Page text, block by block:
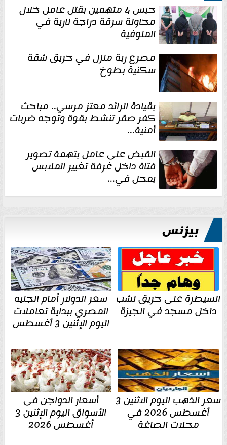
حبس 4 متهمين بقتل عامل خلال
محاولة سرقة دراجة نارية في
المنوفية
مصرع ربة منزل في حريق شقة
سكنية بطوخ
بقيادة الرائد معتز مرسي.. مباحث
كفر صقر تنشط بقوة وتوجه ضربات
أمنية...
القبض على عامل بتهمة تصوير
فتاة داخل غرفة تغيير الملابس
بمحل في...
بيزنس
السيطرة على حريق نشب
داخل مسجد في الجيزة
سعر الدولار أمام الجنيه
المصري ببداية تعاملات
اليوم الإثنين 3 أغسطس
سعر الذهب اليوم الاثنين 3
أغسطس 2026 في
محلات الصاغة
أسعار الدواجن فى
الأسواق اليوم الإثنين 3
أغسطس 2026